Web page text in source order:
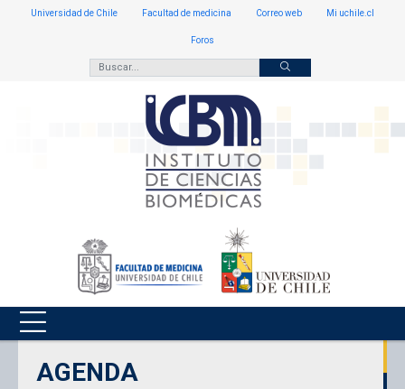
Universidad de Chile Facultad de medicina Correo web Mi uchile.cl
Foros
AGENDA